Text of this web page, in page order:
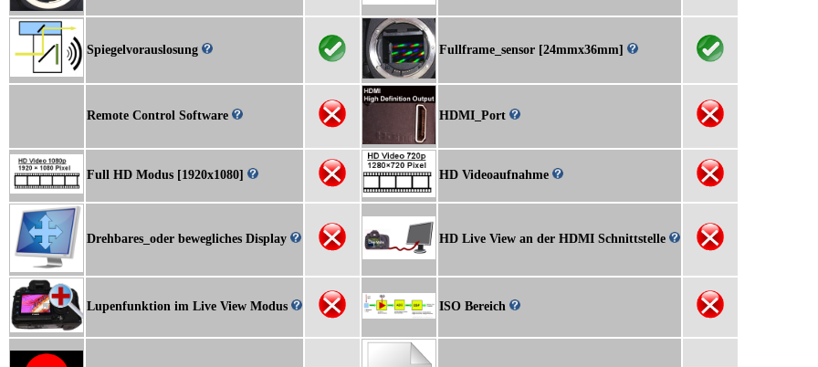
Spiegelvorauslosung Fullframe_sensor [24mmx36mm]
Remote Control Software HDMI_Port
Full HD Modus [1920x1080] HD Videoaufnahme
Drehbares_oder bewegliches Display HD Live View an der HDMI Schnittstelle
Lupenfunktion im Live View Modus ISO Bereich